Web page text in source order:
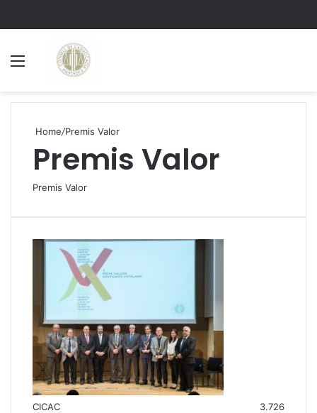
Home/Premis Valor
Premis Valor
Premis Valor
CICAC 3.726